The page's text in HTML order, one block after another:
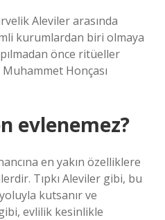
Aleviler arasında
kurumlardan biri olmaya
önce ritüeller
Honçası
evlenemez?
en yakın özelliklere
Tıpkı Aleviler gibi, bu
kutsanır ve
evlilik kesinlikle